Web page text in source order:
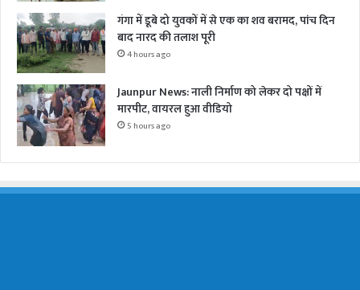
गंगा में डूबे दो युवकों में से एक का शव बरामद, पांच दिन
बाद नारद की तलाश पूरी
4 hours ago
Jaunpur News: नाली निर्माण को लेकर दो पक्षों में
मारपीट, वायरल हुआ वीडियो
5 hours ago